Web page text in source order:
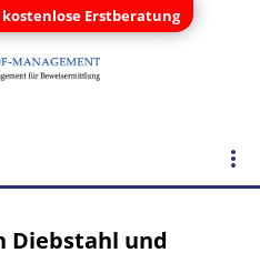
Diebstahl und
kostenlose Erstberatung